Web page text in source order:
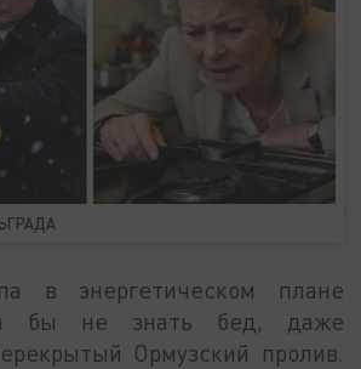
в энергетическом плане
бы не знать бед, даже
Ормузский пролив.